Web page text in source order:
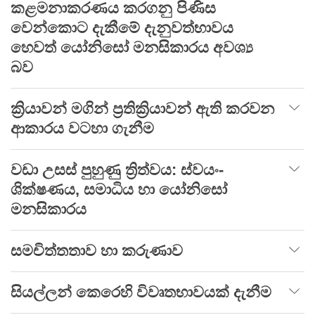
කළමනාකරණය කරගනු පිණිස
වෙන්කොට දැකීමේ දැනුවත්භාවය
හෙවත් යෝනිසෝ මනසිකාරය අවශ්‍ය
බව
ක්‍රියාවන් මගින් ප්‍රතික්‍රියාවන් ඇති කරවන
ආකාරය වටහා ගැනීම
වඩා උසස් පුහුණු ත්‍රිත්වය: ස්වයං-
ශික්ෂණය, සමාධිය හා යෝනිසෝ
මනසිකාරය
සමචිත්තතාව හා කරුණාව
සියල්ලන් කෙරෙහි විවෘතභාවයක් දැනීම